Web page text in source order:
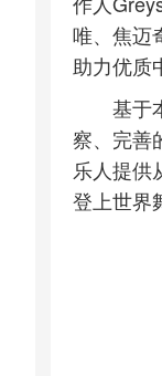
唯、焦迈
助力优质
基于
察、完善
乐人提供
登上世界